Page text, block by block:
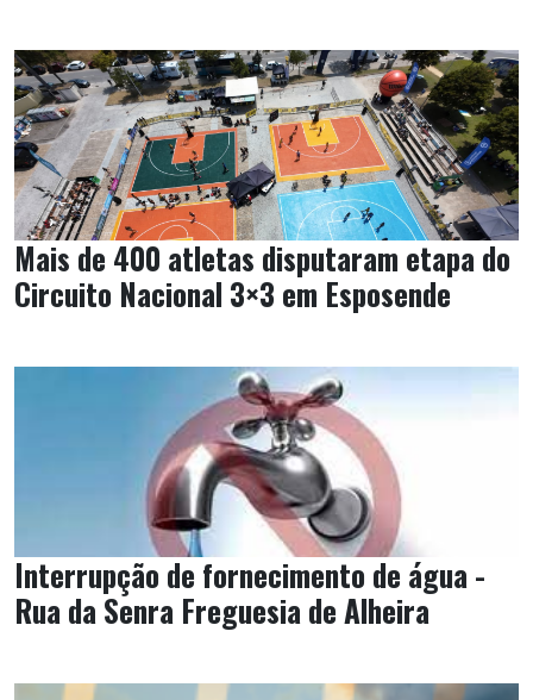
Mais de 400 atletas disputaram etapa do
Circuito Nacional 3×3 em Esposende
Interrupção de fornecimento de água -
Rua da Senra Freguesia de Alheira